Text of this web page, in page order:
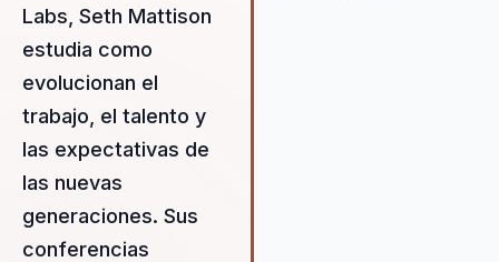
Labs, Seth Mattison
estudia como
evolucionan el
trabajo, el talento y
las expectativas de
las nuevas
generaciones. Sus
conferencias